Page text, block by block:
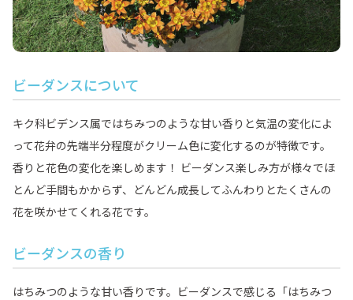
ビーダンスについて
キク科ビデンス属ではちみつのような甘い香りと気温の変化によ
って花弁の先端半分程度がクリーム色に変化するのが特徴です。
香りと花色の変化を楽しめます！ ビーダンス楽しみ方が様々でほ
とんど手間もかからず、どんどん成長してふんわりとたくさんの
花を咲かせてくれる花です。
ビーダンスの香り
はちみつのような甘い香りです。ビーダンスで感じる「はちみつ